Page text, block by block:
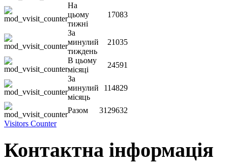
На
цьому
тижні
17083
За
минулий
тиждень
21035
В цьому
місяці
24591
За
минулий
місяць
114829
Разом
3129632
Visitors Counter
Контактна інформація